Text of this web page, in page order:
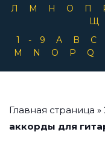
Л
М Н О П
Щ
1-9
A B C
M
N O P Q
Главная страница »
аккорды для